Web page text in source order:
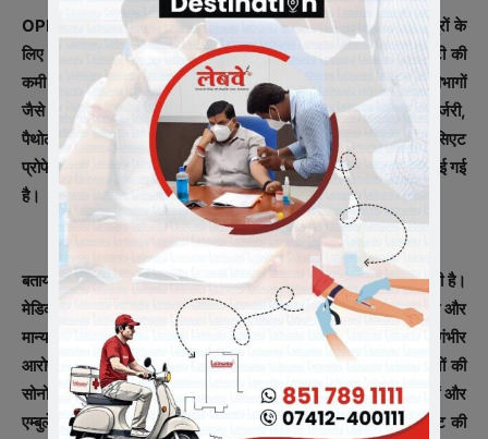
OPD में मरीजों की उपस्थिति और कैमरों की संख्या कम बताई गई है। छात्रों के
लिए AEBAS उपस्थिति लागू नहीं है। गंभीर विषय यह है कि टीचिंग फैकल्टी की
कमी पर भी आपत्ति दर्ज कराई गई है। NMC के नोटिस में लगभग सभी मुख्य विभागों
जैसे एनाटोमी, एनेस्थीसियोलॉजी, कम्यूनिटी मेडिसिन, जनरल मेडिसिन एवं सर्जरी,
पैथोलॉजी, पीडियाट्रिक्स, रेडियो डायग्नोसिस आदि) में प्रोफेसर, एसोसिएट
प्रोफेसर, असिस्टेंट प्रोफेसर और सीनियर रेजिडेंट्स के पदों पर भारी कमी पाई गई
है।
बताया जा रहा है कि सुधार के आश्वासन पर NMC ने कुछ दिनों की मोहलत दी है।
मेडिकल कॉलेज वाले जहाँ सीट बढ़वाने की जुगाड़ में थे वहाँ दाँव उल्टा पड़ गया और
मान्यता ही खतरे में आ गई। उल्लेखनीय है कि मेडिकल कॉलेज पर पहले भी गंभीर
आरोप लगते रहें है। चाहे वो सामान्य दवाइयों की उपलब्धता की हो या मरीजों की
सोनोग्राफी और CT स्कैन जाँचो की। मरीजों की सुविधाओं के अव्यवस्थाओं और
एम्बुलेंस को लेकर शिकायतें अब सामान्य से बात लगती है। सेफ्टी सर्टिफिकेट की